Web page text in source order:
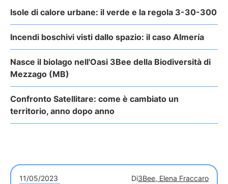
Isole di calore urbane: il verde e la regola 3-30-300
Incendi boschivi visti dallo spazio: il caso Almería
Nasce il biolago nell'Oasi 3Bee della Biodiversità di
Mezzago (MB)
Confronto Satellitare: come è cambiato un
territorio, anno dopo anno
11/05/2023 Di3Bee, Elena Fraccaro